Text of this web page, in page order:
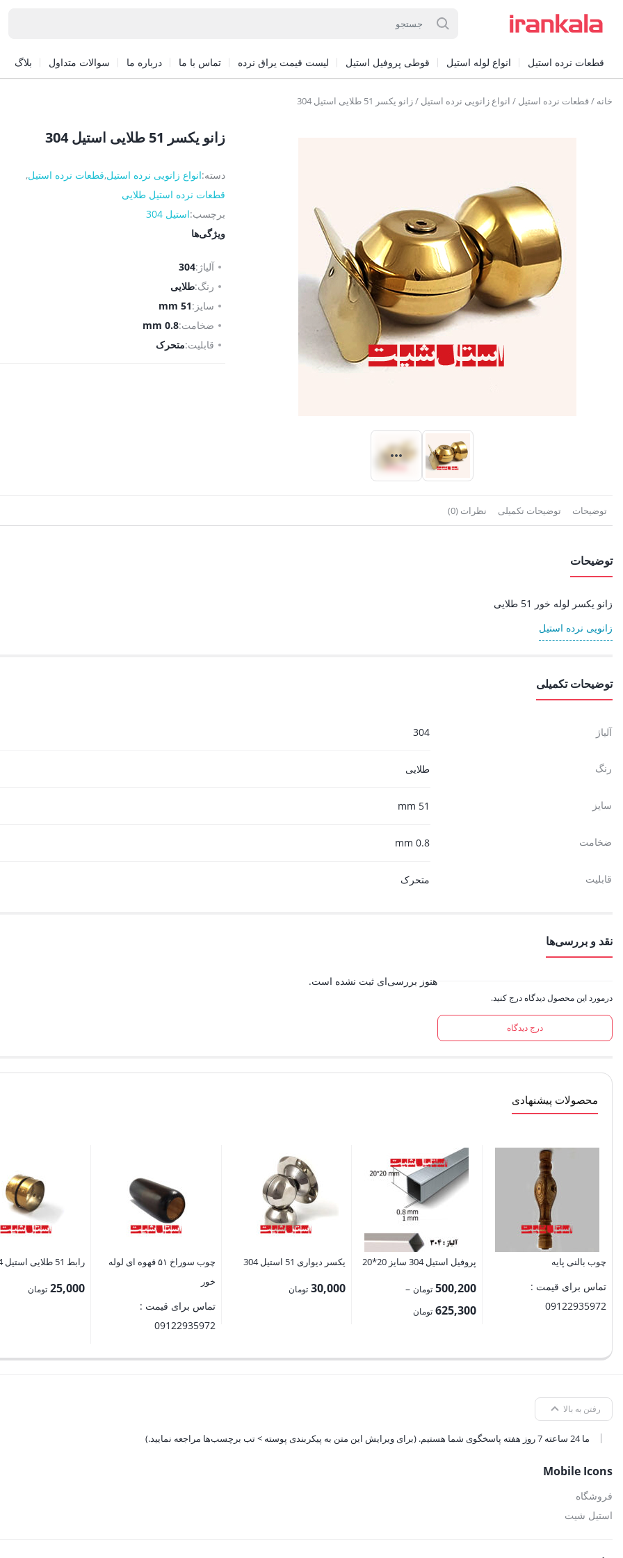
قطعات نرده استیل انواع لوله استیل قوطی پروفیل استیل لیست قیمت یراق نرده تماس با ما درباره ما سوالات متداول بلاگ
خانه /قطعات نرده استیل / انواع زانویی نرده استیل / زانو یکسر 51 طلایی استیل 304
زانو یکسر 51 طلایی استیل 304
دسته:انواع زانویی نرده استیل,قطعات نرده استیل,
قطعات نرده استیل طلایی
برچسب:استیل 304
ویژگی‌ها
آلیاژ:304
رنگ:طلایی
سایز:51 mm
ضخامت:0.8 mm
قابلیت:متحرک
توضیحات توضیحات تکمیلی نظرات (0)
توضیحات
زانو یکسر لوله خور 51 طلایی
زانویی نرده استیل
توضیحات تکمیلی
آلیاژ 304
رنگ طلایی
سایز 51 mm
ضخامت 0.8 mm
قابلیت متحرک
نقد و بررسی‌ها
درمورد این محصول دیدگاه درج کنید.
درج دیدگاه
هنوز بررسی‌ای ثبت نشده است.
محصولات پیشنهادی
چوب بالنی پایه
تماس برای قیمت :
09122935972
پروفیل استیل 304 سایز 20*20
500,200 تومان –
625,300 تومان
یکسر دیواری 51 استیل 304
30,000 تومان
چوب سوراخ ۵۱ قهوه ای لوله
خور
تماس برای قیمت :
09122935972
رابط 51 طلایی استیل 304
25,000 تومان
رفتن به بالا
ما 24 ساعته 7 روز هفته پاسخگوی شما هستیم. (برای ویرایش این متن به پیکربندی پوسته > تب برچسب‌ها مراجعه نمایید.)
Mobile Icons
فروشگاه
استیل شیت